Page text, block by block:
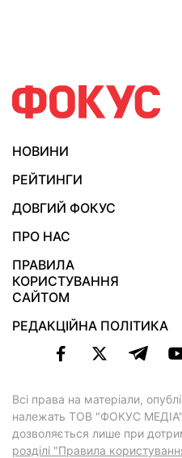
НОВИНИ
РЕЙТИНГИ
ДОВГИЙ ФОКУС
ПРО НАС
ПРАВИЛА
КОРИСТУВАННЯ
САЙТОМ
РЕДАКЦІЙНА ПОЛІТИКА
Всі права на матеріали,
належать ТОВ "ФОКУС МЕДІА".
дозволяється лише при
розділі "Правила